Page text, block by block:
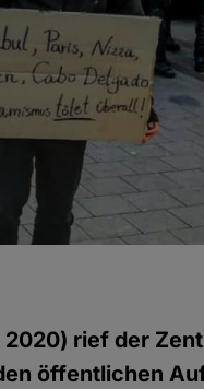
rief der
öffentlichen